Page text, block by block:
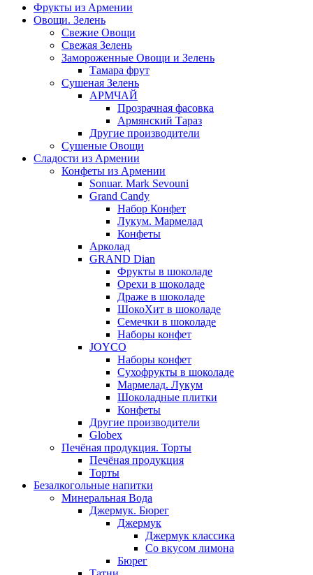
Фрукты из Армении
Овощи. Зелень
Свежие Овощи
Свежая Зелень
Замороженные Овощи и Зелень
Тамара фрут
Сушеная Зелень
АРМЧАЙ
Прозрачная фасовка
Армянский Тараз
Другие производители
Сушеные Овощи
Сладости из Армении
Конфеты из Армении
Sonuar. Mark Sevouni
Grand Candy
Набор Конфет
Лукум. Мармелад
Конфеты
Арколад
GRAND Dian
Фрукты в шоколаде
Орехи в шоколаде
Драже в шоколаде
ШокоХит в шоколаде
Семечки в шоколаде
Наборы конфет
JOYCO
Наборы конфет
Сухофрукты в шоколаде
Мармелад. Лукум
Шоколадные плитки
Конфеты
Другие производители
Globex
Печёная продукция. Торты
Печёная продукция
Торты
Безалкогольные напитки
Минеральная Вода
Джермук. Бюрег
Джермук
Джермук классика
Со вкусом лимона
Бюрег